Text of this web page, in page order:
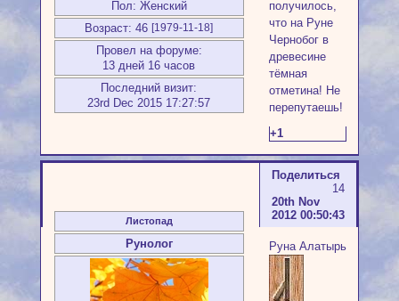
Пол: Женский
Возраст: 46 [1979-11-18]
Провел на форуме:
13 дней 16 часов
Последний визит:
23rd Dec 2015 17:27:57
получилось,
что на Руне
Чернобог в
древесине
тёмная
отметина! Не
перепутаешь!
+1
Поделиться
14
20th Nov
2012 00:50:43
Листопад
Рунолог Руна Алатырь